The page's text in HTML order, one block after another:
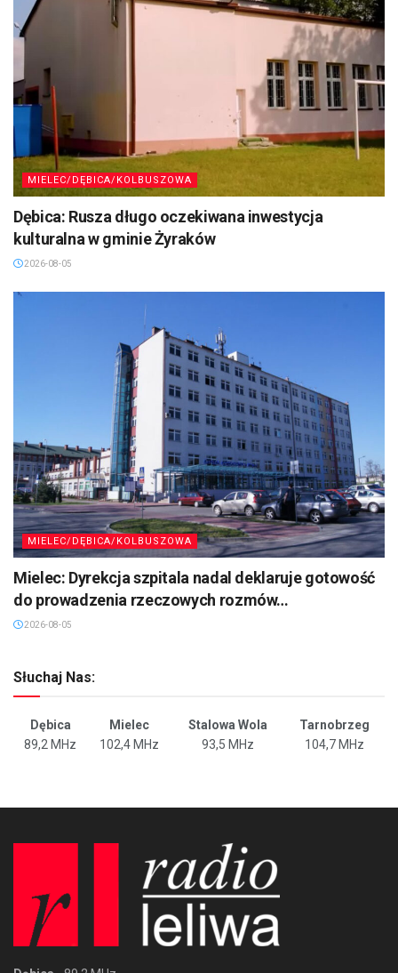
MIELEC/DĘBICA/KOLBUSZOWA
Dębica: Rusza długo oczekiwana inwestycja
kulturalna w gminie Żyraków
2026-08-05
MIELEC/DĘBICA/KOLBUSZOWA
Mielec: Dyrekcja szpitala nadal deklaruje gotowość
do prowadzenia rzeczowych rozmów…
2026-08-05
Słuchaj Nas:
Dębica Mielec Stalowa Wola
Tarnobrzeg
89,2 MHz
102,4 MHz 93,5 MHz 104,7 MHz